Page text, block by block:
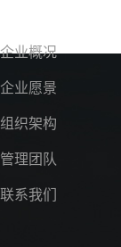
企业概况
企业愿景
组织架构
管理团队
联系我们